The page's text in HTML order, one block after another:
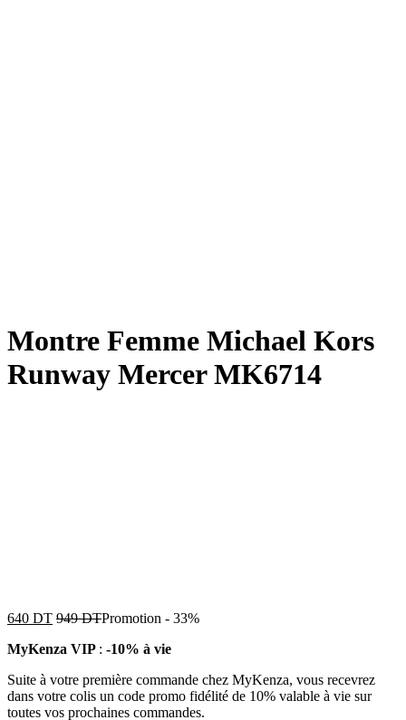
Montre Femme Michael Kors
Runway Mercer MK6714
640 DT 949DTPromotion - 33%
MyKenza VIP : -10% à vie
Suite à votre première commande chez MyKenza, vous recevrez
dans votre colis un code promo fidélité de 10% valable à vie sur
toutes vos prochaines commandes.